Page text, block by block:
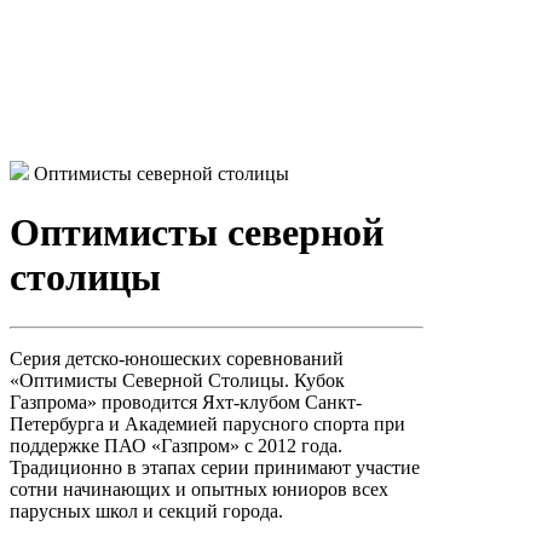
Оптимисты северной столицы
Оптимисты северной
столицы
Серия детско-юношеских соревнований
«Оптимисты Северной Столицы. Кубок
Газпрома» проводится Яхт-клубом Санкт-
Петербурга и Академией парусного спорта при
поддержке ПАО «Газпром» с 2012 года.
Традиционно в этапах серии принимают участие
сотни начинающих и опытных юниоров всех
парусных школ и секций города.